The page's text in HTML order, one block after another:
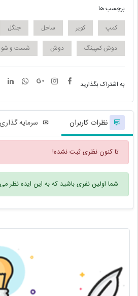
برچسب ها
کمپ
کویر ساحل جنگل
دوش کمپینگ
دوش شست و شو
به اشتراک بگذارید
نظرات کاربران سرمایه گذاری
تا کنون نظری ثبت نشده!
شما اولین نفری باشید که به این ایده نظر